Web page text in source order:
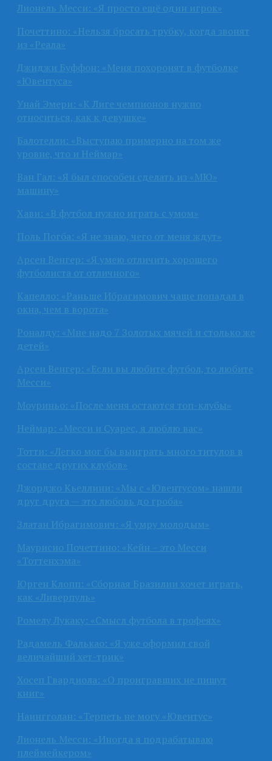
Лионель Месси: «Я просто ещё один игрок»
Почеттино: «Нельзя бросать трубку, когда звонят
из «Реала»
Джиджи Буффон: «Меня похоронят в футболке
«Ювентуса»
Унай Эмери: «К Лиге чемпионов нужно
относиться, как к девушке»
Балотелли: «Выступаю примерно на том же
уровне, что и Неймар»
Ван Гал: «Я был способен сделать из «МЮ»
машину»
Хави: «В футбол нужно играть с умом»
Поль Погба: «Я не знаю, чего от меня ждут»
Арсен Венгер: «Я умею отличить хорошего
футболиста от отличного»
Капелло: «Раньше Ибрагимович чаще попадал в
окна, чем в ворота»
Роналду: «Мне надо 7 Золотых мячей и столько же
детей»
Арсен Венгер: «Если вы любите футбол, то любите
Месси»
Моуриньо: «После меня остаются топ-клубы»
Неймар: «Месси и Суарес, я люблю вас»
Тотти: «Легко мог бы выиграть много титулов в
составе других клубов»
Джорджо Кьеллини: «Мы с «Ювентусом» нашли
друг друга — это любовь до гроба»
Златан Ибрагимович: «Я умру молодым»
Маурисио Почеттино: «Кейн – это Месси
«Тоттенхэма»
Юрген Клопп: «Сборная Бразилии хочет играть,
как «Ливерпуль»
Ромелу Лукаку: «Смысл футбола в трофеях»
Радамель Фалькао: «Я уже оформил свой
величайший хет-трик»
Хосеп Гвардиола: «О проигравших не пишут
книг»
Наингголан: «Терпеть не могу «Ювентус»
Лионель Месси: «Иногда я подрабатываю
плеймейкером»